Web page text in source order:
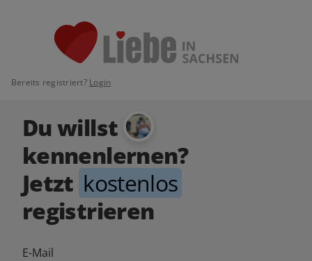
Bereits registriert? Login
Du willst
kennenlernen?
Jetzt kostenlos
registrieren
E-Mail